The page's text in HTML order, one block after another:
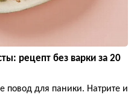
рецепт без варки за 20
повод для паники. Натрите и